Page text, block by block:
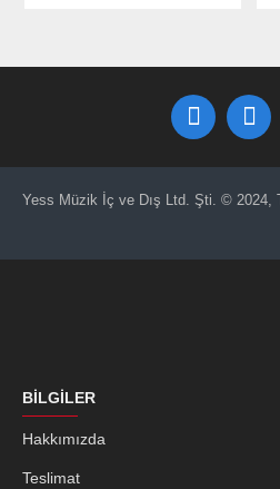
Yess Müzik İç ve Dış Ltd. Şti. © 2024,
BILGILER
Hakkımızda
Teslimat